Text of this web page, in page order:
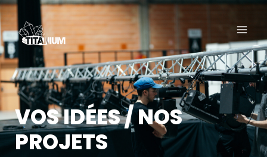
VOS IDÉES / NOS
PROJETS